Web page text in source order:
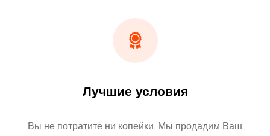
Лучшие условия
Вы не потратите ни копейки. Мы продадим Ваш